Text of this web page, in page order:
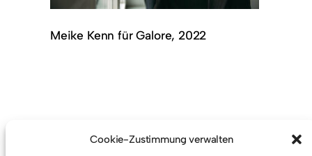
Cookie-Zustimmung verwalten
Meike Kenn für Galore, 2022
KATJA KULLMANNIMPRESSUM & DATENSCHUTZ